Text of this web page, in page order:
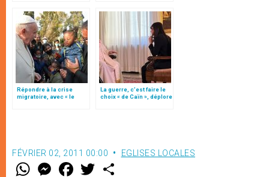
Répondre à la crise
migratoire, avec « le
La guerre, c’est faire le
choix « de Caïn », déplore
FÉVRIER 02, 2011 00:00 EGLISES LOCALES
W M
e
F
a w